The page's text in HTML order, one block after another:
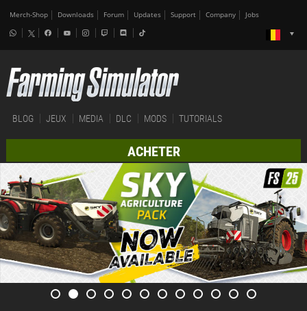
Merch-Shop Downloads Forum Updates Support Company Jobs
BLOG JEUX MEDIA DLC MODS TUTORIALS
ACHETER